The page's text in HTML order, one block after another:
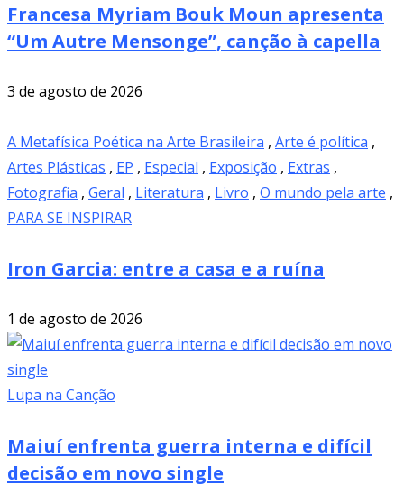
Francesa Myriam Bouk Moun apresenta
“Um Autre Mensonge”, canção à capella
3 de agosto de 2026
A Metafísica Poética na Arte Brasileira , Arte é política ,
Artes Plásticas , EP , Especial , Exposição , Extras ,
Fotografia , Geral , Literatura , Livro , O mundo pela arte ,
PARA SE INSPIRAR
Iron Garcia: entre a casa e a ruína
1 de agosto de 2026
Lupa na Canção
Maiuí enfrenta guerra interna e difícil
decisão em novo single